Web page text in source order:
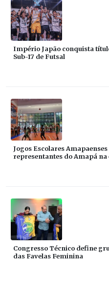
Império Japão conquista
Sub-17 de Futsal
Jogos Escolares
representantes do Amapá
Congresso Técnico define
das Favelas Feminina